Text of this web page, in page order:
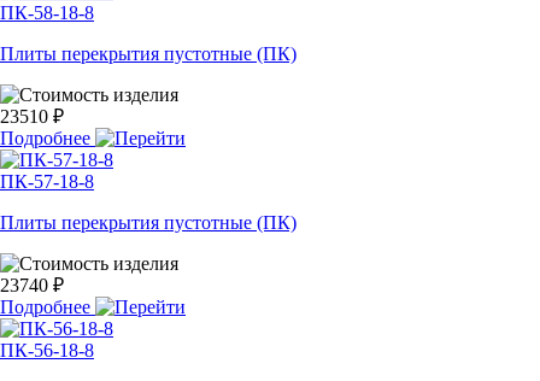
ПК-58-18-8
Плиты перекрытия пустотные (ПК)
23510 ₽
Подробнее
ПК-57-18-8
Плиты перекрытия пустотные (ПК)
23740 ₽
Подробнее
ПК-56-18-8